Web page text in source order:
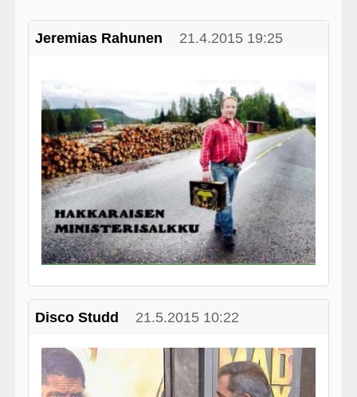
Jeremias Rahunen 21.4.2015 19:25
Disco Studd 21.5.2015 10:22